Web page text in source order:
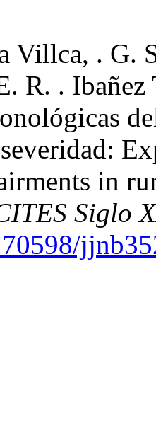
Villca, . G.
R. .
in
Siglo